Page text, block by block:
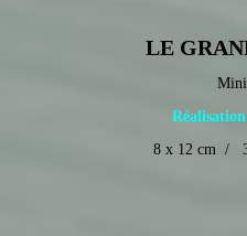
LE
8 x 12 cm /